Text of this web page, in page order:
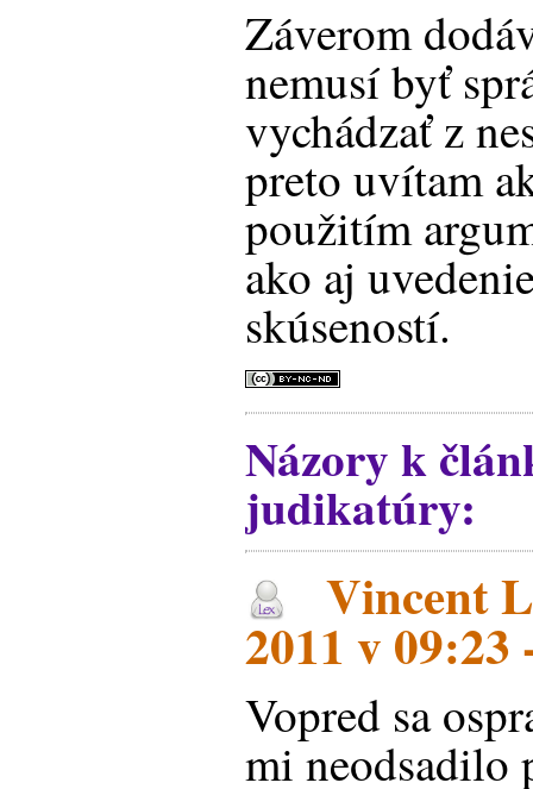
Záverom
nemusí byť
vychádzať z
preto uvítam
použitím
ako aj
skúseností.
Názory k
judikatúry:
Vincent
2011 v 09:23
Vopred sa
mi neodsadilo